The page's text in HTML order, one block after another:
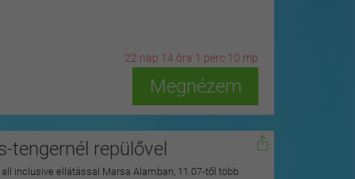
22nap14óra 1perc 8 mp
Megnézem
tengernél repülővel
inclusive ellátással Marsa Alamban, 11.07-től több